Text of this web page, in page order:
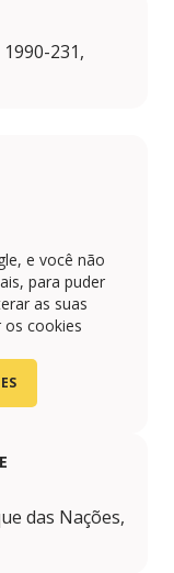
231,
e você não
para puder
as suas
os cookies
das Nações,